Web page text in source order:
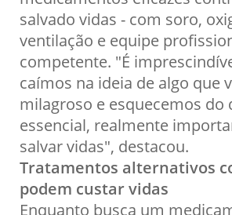
salvado vidas - com soro,
ventilação e equipe
competente. "É
caímos na ideia de algo que
milagroso e esquecemos do
essencial, realmente
salvar vidas", destacou.
Tratamentos alternativos
podem custar vidas
Enquanto busca um